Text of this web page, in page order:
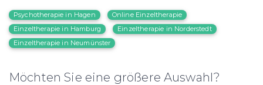
Psychotherapie in Hagen
Online Einzeltherapie
Einzeltherapie in Hamburg
Einzeltherapie in Norderstedt
Einzeltherapie in Neumünster
Möchten Sie eine größere Auswahl?